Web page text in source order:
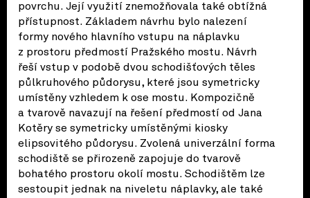
povrchu. Její využití znemožňovala také obtížná
přístupnost. Základem návrhu bylo nalezení
formy nového hlavního vstupu na náplavku
z prostoru předmostí Pražského mostu. Návrh
řeší vstup v podobě dvou schodišťových těles
půlkruhového půdorysu, které jsou symetricky
umístěny vzhledem k ose mostu. Kompozičně
a tvarově navazují na řešení předmostí od Jana
Kotěry se symetricky umístěnými kiosky
elipsovitého půdorysu. Zvolená univerzální forma
schodiště se přirozeně zapojuje do tvarově
bohatého prostoru okolí mostu. Schodištěm lze
sestoupit jednak na niveletu náplavky, ale také